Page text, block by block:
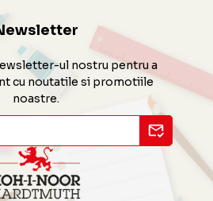
ul nostru pentru a
cu noutatile si promotiile
noastre.